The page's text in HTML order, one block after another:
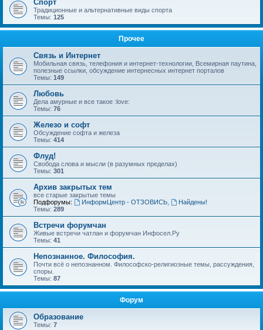
Спорт
Традиционные и альтернативные виды спорта
Темы: 125
Прочее
Связь и Интернет
Мобильная связь, телефония и интернет-технологии, Всемирная паутина,
полезные ссылки, обсуждение интернесных интернет порталов
Темы: 149
Любовь
Дела амурные и все такое :love:
Темы: 76
Железо и софт
Обсуждение софта и железа
Темы: 414
Флуд!
Свобода слова и мысли (в разумных пределах)
Темы: 301
Архив закрытых тем
все старые закрытые темы
Подфорумы:
ИнформЦентр - ОТЗОВИСЬ,
Найдены!
Темы: 289
Встречи форумчан
Живые встречи чатлан и форумчан Инфосел.Ру
Темы: 41
Непознанное. Философия.
Почти всё о непознанном. Философско-религиозные темы, рассуждения,
споры.
Темы: 87
Форум
Образование
Темы: 7